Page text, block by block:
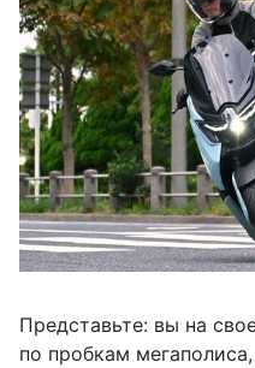
Представьте: вы на
по пробкам